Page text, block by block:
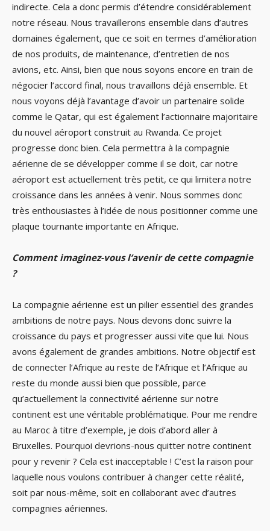
indirecte. Cela a donc permis d’étendre considérablement
notre réseau. Nous travaillerons ensemble dans d’autres
domaines également, que ce soit en termes d’amélioration
de nos produits, de maintenance, d’entretien de nos
avions, etc. Ainsi, bien que nous soyons encore en train de
négocier l’accord final, nous travaillons déjà ensemble. Et
nous voyons déjà l’avantage d’avoir un partenaire solide
comme le Qatar, qui est également l’actionnaire majoritaire
du nouvel aéroport construit au Rwanda. Ce projet
progresse donc bien. Cela permettra à la compagnie
aérienne de se développer comme il se doit, car notre
aéroport est actuellement très petit, ce qui limitera notre
croissance dans les années à venir. Nous sommes donc
très enthousiastes à l’idée de nous positionner comme une
plaque tournante importante en Afrique.
Comment imaginez-vous l’avenir de cette compagnie
?
La compagnie aérienne est un pilier essentiel des grandes
ambitions de notre pays. Nous devons donc suivre la
croissance du pays et progresser aussi vite que lui. Nous
avons également de grandes ambitions. Notre objectif est
de connecter l’Afrique au reste de l’Afrique et l’Afrique au
reste du monde aussi bien que possible, parce
qu’actuellement la connectivité aérienne sur notre
continent est une véritable problématique. Pour me rendre
au Maroc à titre d’exemple, je dois d’abord aller à
Bruxelles. Pourquoi devrions-nous quitter notre continent
pour y revenir ? Cela est inacceptable ! C’est la raison pour
laquelle nous voulons contribuer à changer cette réalité,
soit par nous-même, soit en collaborant avec d’autres
compagnies aériennes.